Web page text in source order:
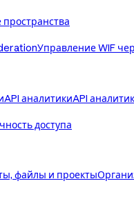
пространства
Управление WIF
API аналитикиAPI
доступа
файлы и проекты